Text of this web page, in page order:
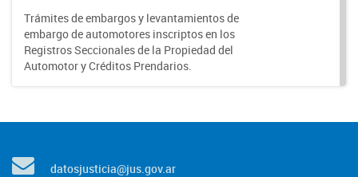
Trámites de embargos y levantamientos de
embargo de automotores inscriptos en los
Registros Seccionales de la Propiedad del
Automotor y Créditos Prendarios.
datosjusticia@jus.gov.ar